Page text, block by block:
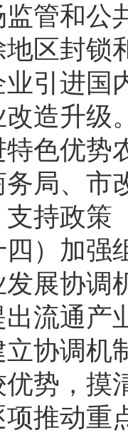
管和公
区封锁
引进国
造升级
色优势
局、市
持政策
加强组
展协调
出流通产
协调机
势，摸
推动重